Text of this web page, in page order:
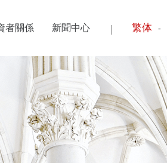
繁体 -
者關係 新聞中心